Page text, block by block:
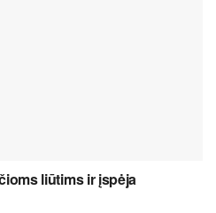
liūtims ir įspėja